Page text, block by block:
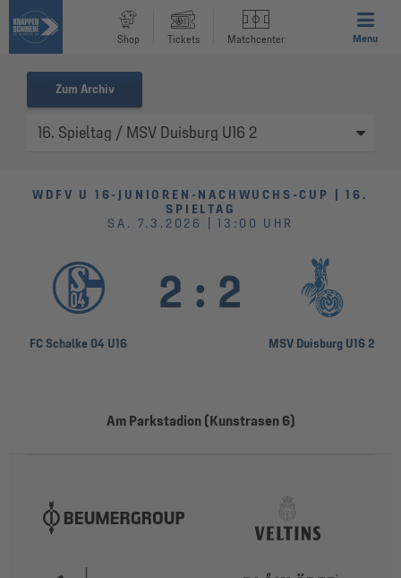
Shop Tickets Matchcenter Menu
Zum Archiv
WDFV U 16-JUNIOREN-NACHWUCHS-CUP | 16.
SPIELTAG
SA. 7.3.2026 | 13:00 UHR
FC Schalke 04 U16
2 : 2
MSV Duisburg U16 2
Am Parkstadion (Kunstrasen 6)